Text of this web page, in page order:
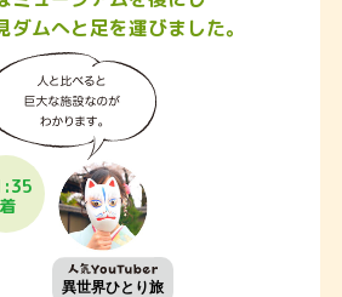
ダムへと足を運びました。
着
異世界ひとり旅